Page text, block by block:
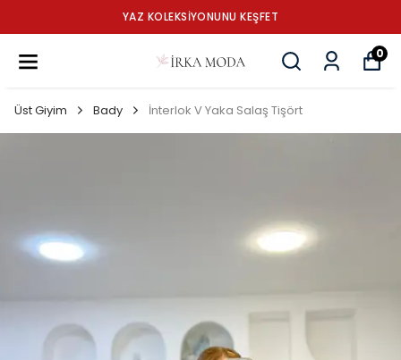
YAZ KOLEKSİYONUNU KEŞFET
0
Üst Giyim Bady İnterlok V Yaka Salaş Tişört